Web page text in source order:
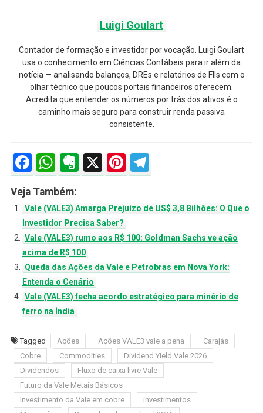
Luigi Goulart
Contador de formação e investidor por vocação. Luigi Goulart
usa o conhecimento em Ciências Contábeis para ir além da
notícia — analisando balanços, DREs e relatórios de FIIs com o
olhar técnico que poucos portais financeiros oferecem.
Acredita que entender os números por trás dos ativos é o
caminho mais seguro para construir renda passiva
consistente.
Facebook
WhatsApp
Evernote
X Pinterest
Telegram
Veja Também:
Vale (VALE3) Amarga Prejuízo de US$ 3,8 Bilhões: O Que o
Investidor Precisa Saber?
Vale (VALE3) rumo aos R$ 100: Goldman Sachs ve ação
acima de R$ 100
Queda das Ações da Vale e Petrobras em Nova York:
Entenda o Cenário
Vale (VALE3) fecha acordo estratégico para minério de
ferro na Índia
Tagged Ações Ações VALE3 vale a pena
Carajás
Cobre
Commodities
Dividend Yield Vale 2026
Dividendos
Fluxo de caixa livre Vale
Futuro da Vale Metais Básicos
Investimento da Vale em cobre
investimentos